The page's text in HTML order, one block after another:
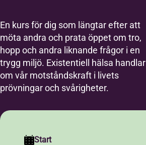
En kurs för dig som längtar efter att
möta andra och prata öppet om tro,
hopp och andra liknande frågor i en
trygg miljö. Existentiell hälsa handlar
om vår motståndskraft i livets
prövningar och svårigheter.
Start